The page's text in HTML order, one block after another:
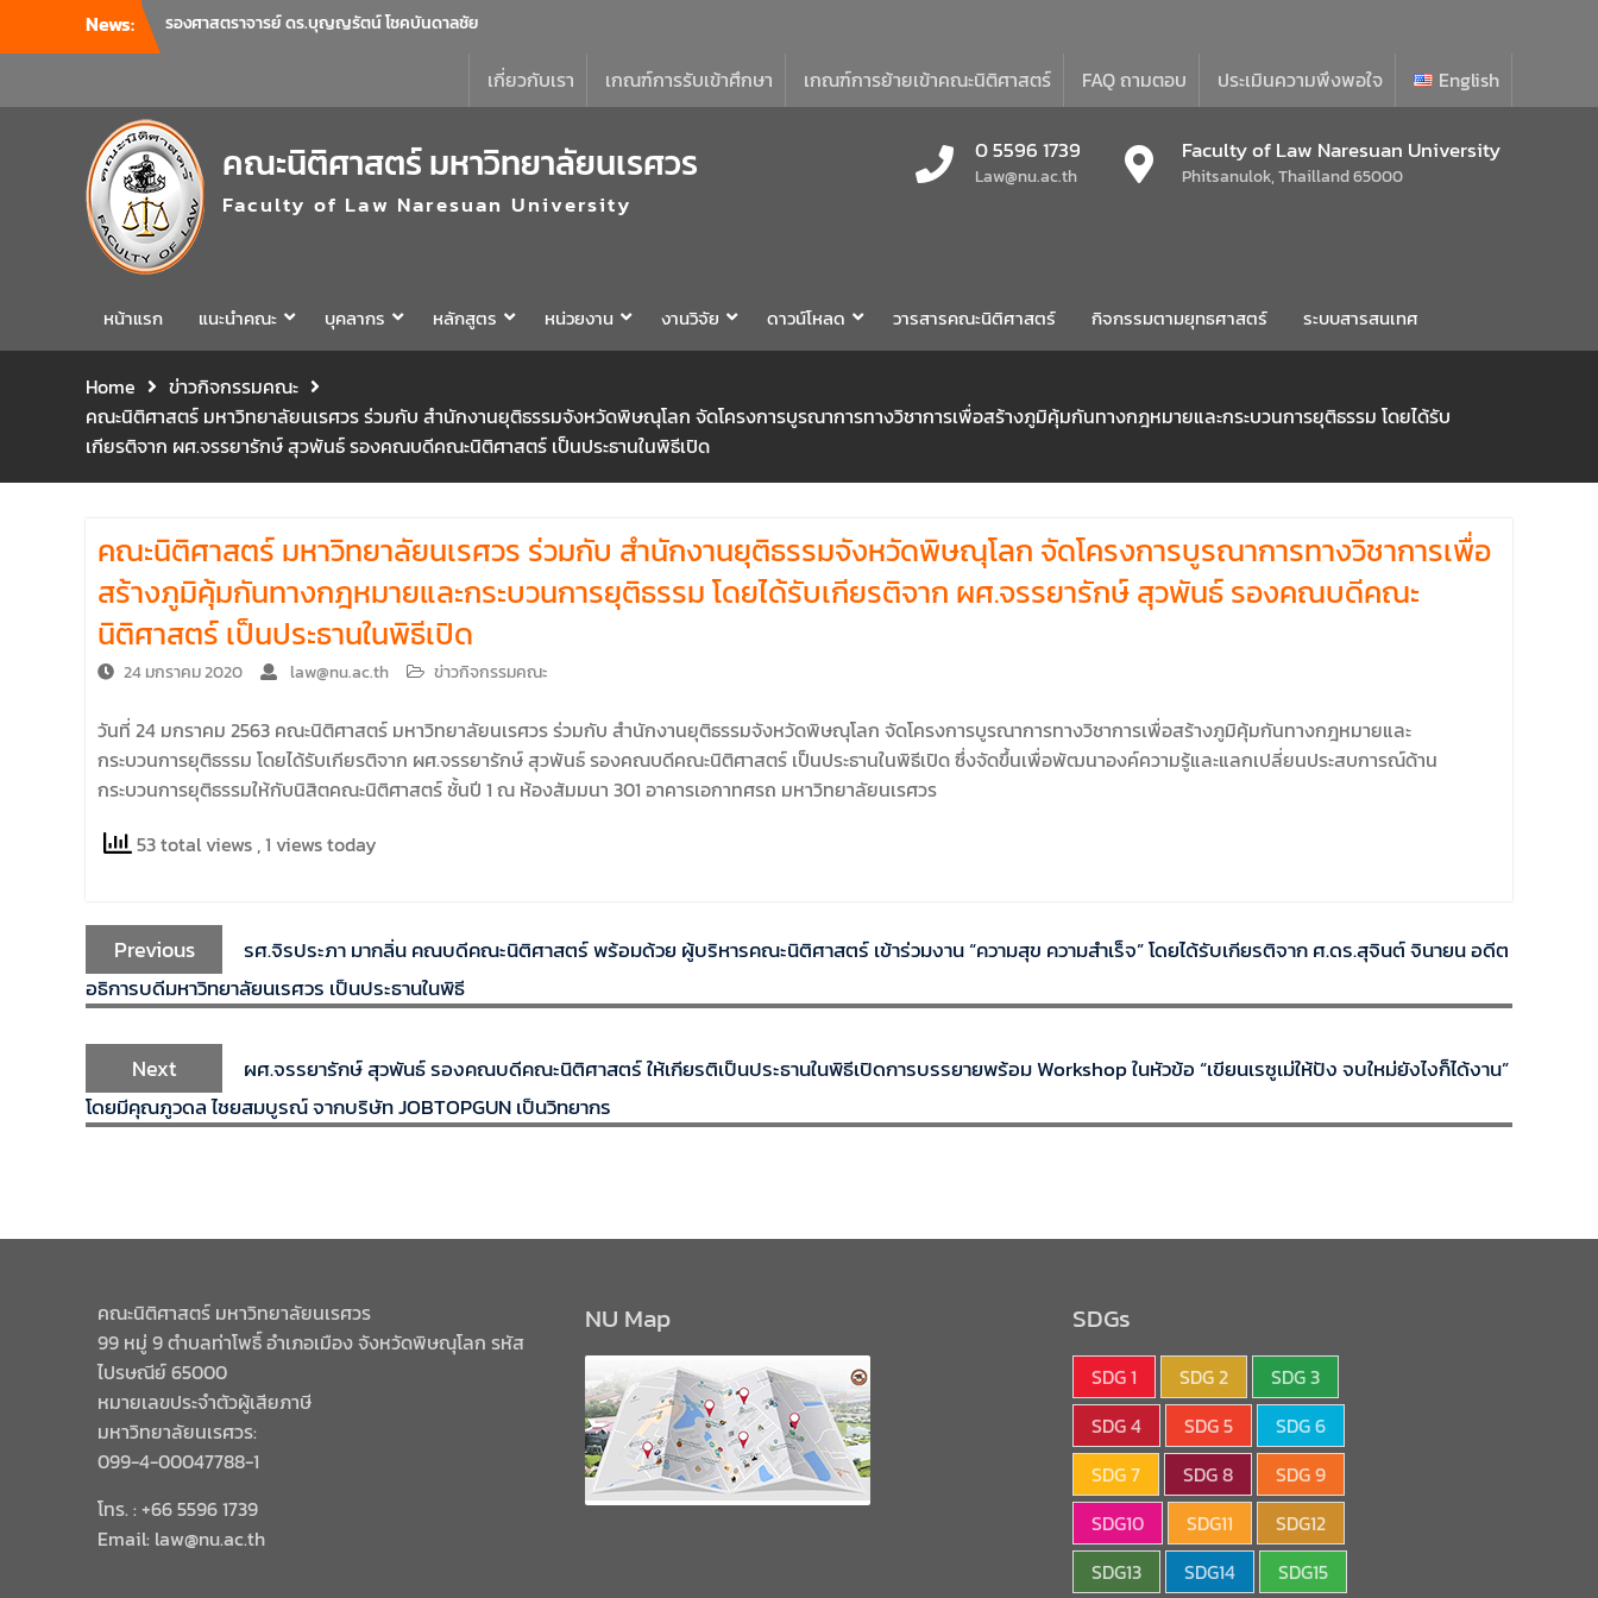
News:
รองศาสตราจารย์ ดร.บุญญรัตน์ โชคบันดาลชัย
เป็นการเตรียมพร้อมก่อนเปิดภาคเรียนต้น ปีการ
ศึกษา 2569 พร้อมด้วยรองคณบดีทุกฝ่ายเข้า
ร่วมแจ้งนโยบายแนวทางการบริหารงานในแต่ละ
ด้านของคณะ รวมทั้งการเตรียมความพร้อมการ
จัดการเรียนการสอนรายวิชาวิจัยทางกฎหมาย
และรายวิชาตรรกศาสตร์และการเขียนในทาง
นิติศาสตร์ ณ ห้องประชุมชั้น 3 อาคารคณะ
คณะนิติศาสตร์ มหาวิทยาลัยนเรศวร จัด
โครงการเตรียมความพร้อมเพื่อรับมือภัยพิบัติ
2-311 อาคารปราบไตรจักร 2 มหาวิทยาลัย
นเรศวร โดยกิจกรรมดังกล่าวจัดขึ้นสำหรับ
บุคลากรที่ปฏิบัติงาน ณ กลุ่มอาคารอุตสาหกรรม
คณะนิติศาสตร์ มหาวิทยาลัยนเรศวร จัด
โครงการปฐมนิเทศและพบผู้ปกครอง ประจำปี
การศึกษา 2569 โดยได้รับเกียรติจาก รอง
ศาสตราจารย์ ดร.บุญญรัตน์ โชคบันดาลชัย
คณบดีคณะนิติศาสตร์ ให้เกียรติเป็นประธานใน
พิธีเปิด พร้อมกล่าวต้อนรับและให้โอวาทแก่นิสิต
ทราบถึงนโยบายด้านการเรียนการสอนของคณะ
นิติศาสตร์
เกี่ยวกับเรา เกณฑ์การรับเข้าศึกษา เกณฑ์การย้ายเข้าคณะนิติศาสตร์ FAQ ถามตอบ ประเมินความพึงพอใจ English
คณะนิติศาสตร์ มหาวิทยาลัยนเรศวร
Faculty of Law Naresuan University
0 5596 1739
Law@nu.ac.th
Faculty of Law Naresuan University
Phitsanulok, Thailland 65000
หน้าแรก แนะนำคณะ บุคลากร หลักสูตร หน่วยงาน งานวิจัย ดาวน์โหลด วารสารคณะนิติศาสตร์ กิจกรรมตามยุทธศาสตร์ ระบบสารสนเทศ
Home
ข่าวกิจกรรมคณะ
คณะนิติศาสตร์ มหาวิทยาลัยนเรศวร ร่วมกับ สำนักงานยุติธรรมจังหวัดพิษณุโลก จัดโครงการบูรณาการทางวิชาการเพื่อสร้างภูมิคุ้มกันทางกฎหมายและกระบวนการยุติธรรม โดยได้รับ
เกียรติจาก ผศ.จรรยารักษ์ สุวพันธ์ รองคณบดีคณะนิติศาสตร์ เป็นประธานในพิธีเปิด
คณะนิติศาสตร์ มหาวิทยาลัยนเรศวร ร่วมกับ สำนักงานยุติธรรมจังหวัดพิษณุโลก จัดโครงการบูรณาการทางวิชาการเพื่อ
สร้างภูมิคุ้มกันทางกฎหมายและกระบวนการยุติธรรม โดยได้รับเกียรติจาก ผศ.จรรยารักษ์ สุวพันธ์ รองคณบดีคณะ
นิติศาสตร์ เป็นประธานในพิธีเปิด
24 มกราคม 2020 law@nu.ac.th ข่าวกิจกรรมคณะ
วันที่ 24 มกราคม 2563 คณะนิติศาสตร์ มหาวิทยาลัยนเรศวร ร่วมกับ สำนักงานยุติธรรมจังหวัดพิษณุโลก จัดโครงการบูรณาการทางวิชาการเพื่อสร้างภูมิคุ้มกันทางกฎหมายและ
กระบวนการยุติธรรม โดยได้รับเกียรติจาก ผศ.จรรยารักษ์ สุวพันธ์ รองคณบดีคณะนิติศาสตร์ เป็นประธานในพิธีเปิด ซึ่งจัดขึ้นเพื่อพัฒนาองค์ความรู้และแลกเปลี่ยนประสบการณ์ด้าน
กระบวนการยุติธรรมให้กับนิสิตคณะนิติศาสตร์ ชั้นปี 1 ณ ห้องสัมมนา 301 อาคารเอกาทศรถ มหาวิทยาลัยนเรศวร
53 total views , 1 views today
Previous
รศ.จิรประภา มากลิ่น คณบดีคณะนิติศาสตร์ พร้อมด้วย ผู้บริหารคณะนิติศาสตร์ เข้าร่วมงาน “ความสุข ความสำเร็จ” โดยได้รับเกียรติจาก ศ.ดร.สุจินต์ จินายน อดีต
อธิการบดีมหาวิทยาลัยนเรศวร เป็นประธานในพิธี
Next
ผศ.จรรยารักษ์ สุวพันธ์ รองคณบดีคณะนิติศาสตร์ ให้เกียรติเป็นประธานในพิธีเปิดการบรรยายพร้อม Workshop ในหัวข้อ “เขียนเรซูเม่ให้ปัง จบใหม่ยังไงก็ได้งาน”
โดยมีคุณภูวดล ไชยสมบูรณ์ จากบริษัท JOBTOPGUN เป็นวิทยากร
คณะนิติศาสตร์ มหาวิทยาลัยนเรศวร
99 หมู่ 9 ตำบลท่าโพธิ์ อำเภอเมือง จังหวัดพิษณุโลก รหัส
ไปรษณีย์ 65000
หมายเลขประจำตัวผู้เสียภาษี
มหาวิทยาลัยนเรศวร:
099-4-00047788-1
โทร. : +66 5596 1739
Email: law@nu.ac.th
NU Map SDGs
SDG 1 SDG 2
SDG 3
SDG 4
SDG 5
SDG 6
SDG 7
SDG 8
SDG 9
SDG10
SDG11
SDG12
SDG13
SDG14 SDG15